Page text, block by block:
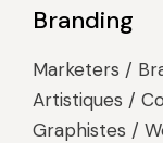
Branding
Marketers /
Artistiques /
Graphistes /